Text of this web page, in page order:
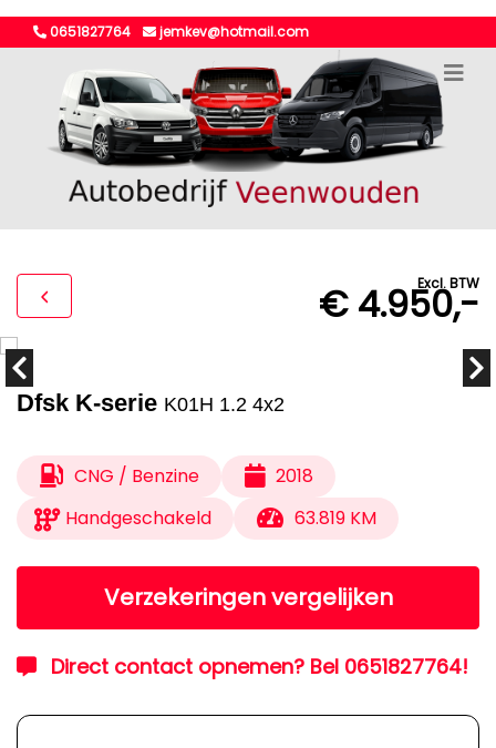
0651827764 jemkev@hotmail.com
Excl. BTW
€ 4.950,-
Dfsk K-serie K01H 1.2 4x2
CNG / Benzine
2018
Handgeschakeld
63.819 KM
Verzekeringen vergelijken
Direct contact opnemen? Bel 0651827764!